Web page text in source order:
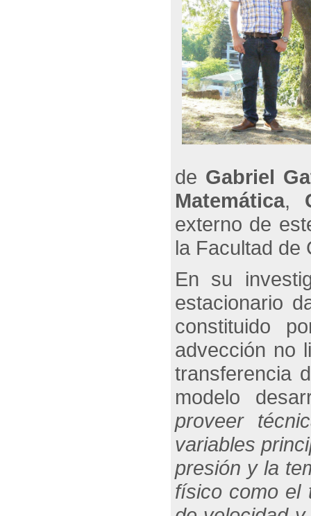
de Gabriel
Matemática,
externo de
la Facultad de
En su
estacionario
constituido
advección no
transferencia
modelo
proveer
variables
presión y la
físico como el